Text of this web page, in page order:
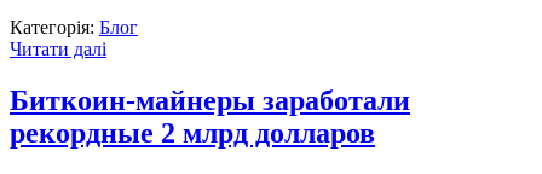
Категорія: Блог
Читати далі
Биткоин-майнеры заработали
рекордные 2 млрд долларов